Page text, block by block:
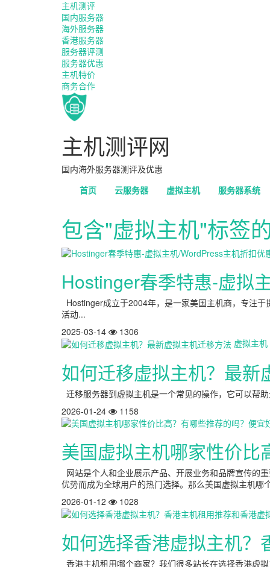
主机测评
国内服务器
海外服务器
香港服务器
服务器评测
服务器优惠
主机特价
商务合作
主机测评网
国内海外服务器测评及优惠
首页
云服务器 虚拟主机 服务器系统
包含"虚拟主机"标签
Hostinger春季特惠-虚拟
Hostinger成立于2004年，是一家美国主机商，专注
活动...
2025-03-14
1306
虚拟主机
如何迁移虚拟主机？最新
迁移服务器到虚拟主机是一个常见的操作，它可以帮
2026-01-24
1158
美国虚拟主机哪家性价
网站是个人和企业展示产品、开展业务和品牌宣传的
优势而成为全球用户的热门选择。那么美国虚拟主机
2026-01-12
1028
如何选择香港虚拟主机
香港主机租用哪个商家？我们很多站长在选择香港虚